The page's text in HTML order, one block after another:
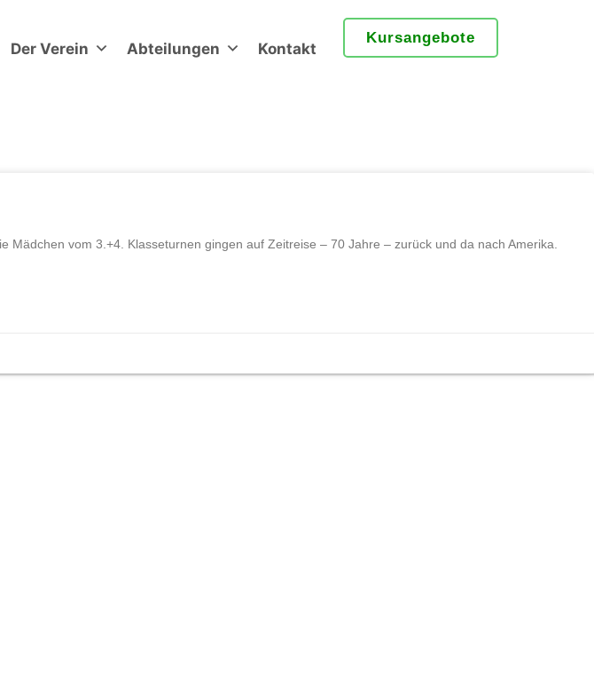
Der Verein Abteilungen Kontakt
Kursangebote
vom 3.+4. Klasseturnen gingen auf Zeitreise – 70 Jahre – zurück und da nach Amerika.